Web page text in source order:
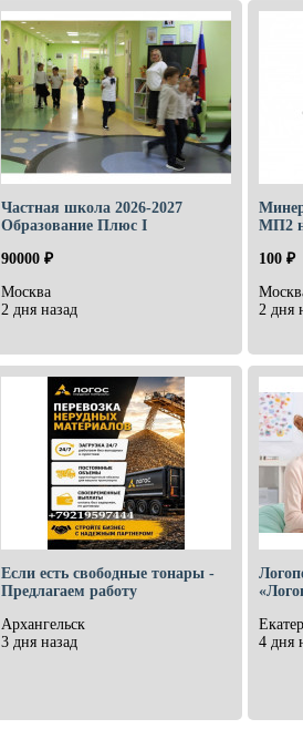
Частная школа 2026-2027
Образование Плюс I
90000 ₽
Москва
2 дня назад
МП2
100 ₽
2 дня
Если есть свободные тонары -
Предлагаем работу
Архангельск
3 дня назад
4 дня